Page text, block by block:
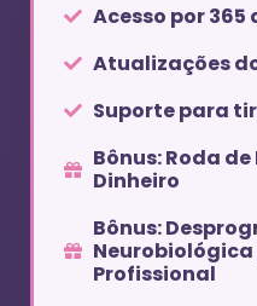
Acesso por 365
Atualizações
Suporte para
Bônus: Roda
Dinheiro
Bônus:
Neurobiológica
Profissional